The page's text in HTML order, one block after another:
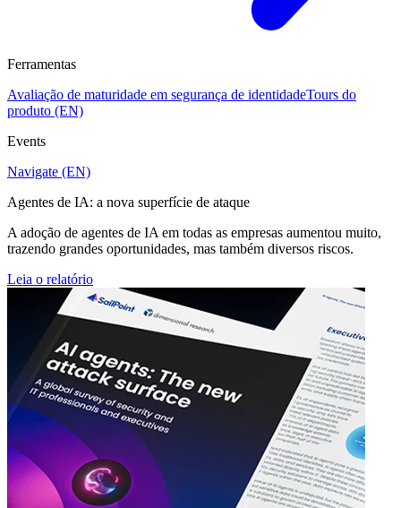
Ferramentas
Avaliação de maturidade em segurança de identidadeTours do
produto (EN)
Events
Navigate (EN)
Agentes de IA: a nova superfície de ataque
A adoção de agentes de IA em todas as empresas aumentou muito,
trazendo grandes oportunidades, mas também diversos riscos.
Leia o relatório